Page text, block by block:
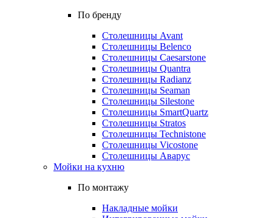
По бренду
Столешницы Avant
Столешницы Belenco
Столешницы Caesarstone
Столешницы Quantra
Столешницы Radianz
Столешницы Seaman
Столешницы Silestone
Столешницы SmartQuartz
Столешницы Stratos
Столешницы Technistone
Столешницы Vicostone
Столешницы Аварус
Мойки на кухню
По монтажу
Накладные мойки